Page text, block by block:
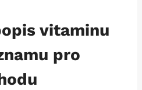
vitaminu
pro